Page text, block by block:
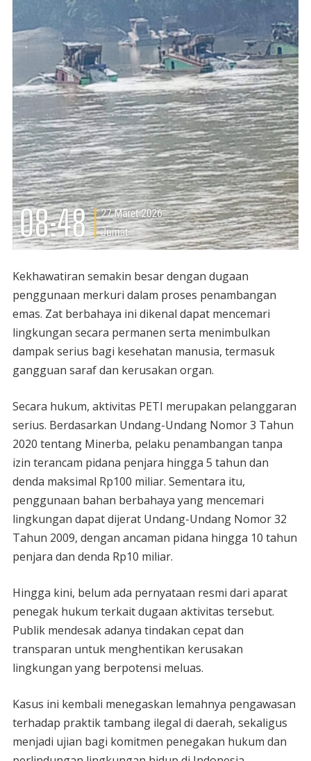
Kekhawatiran semakin besar dengan dugaan
penggunaan merkuri dalam proses penambangan
emas. Zat berbahaya ini dikenal dapat mencemari
lingkungan secara permanen serta menimbulkan
dampak serius bagi kesehatan manusia, termasuk
gangguan saraf dan kerusakan organ.
Secara hukum, aktivitas PETI merupakan pelanggaran
serius. Berdasarkan Undang-Undang Nomor 3 Tahun
2020 tentang Minerba, pelaku penambangan tanpa
izin terancam pidana penjara hingga 5 tahun dan
denda maksimal Rp100 miliar. Sementara itu,
penggunaan bahan berbahaya yang mencemari
lingkungan dapat dijerat Undang-Undang Nomor 32
Tahun 2009, dengan ancaman pidana hingga 10 tahun
penjara dan denda Rp10 miliar.
Hingga kini, belum ada pernyataan resmi dari aparat
penegak hukum terkait dugaan aktivitas tersebut.
Publik mendesak adanya tindakan cepat dan
transparan untuk menghentikan kerusakan
lingkungan yang berpotensi meluas.
Kasus ini kembali menegaskan lemahnya pengawasan
terhadap praktik tambang ilegal di daerah, sekaligus
menjadi ujian bagi komitmen penegakan hukum dan